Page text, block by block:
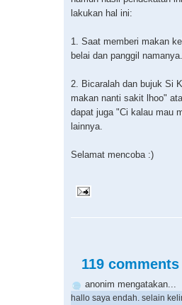
lakukan hal ini:
1. Saat memberi makan
belai dan panggil namanya.
2. Bicaralah dan bujuk Si
makan nanti sakit lhoo"
dapat juga "Ci kalau mau
lainnya.
Selamat mencoba :)
119 comments
anonim mengatakan...
hallo saya endah. selain